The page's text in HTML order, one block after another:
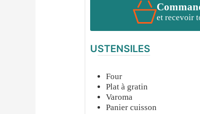
et recevoir
USTENSILES
Four
Plat à gratin
Varoma
Panier cuisson